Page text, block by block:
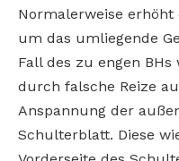
Normalerweise erhöht
um das umliegende
Fall des zu engen
durch falsche Reize
Anspannung der
Schulterblatt. Diese